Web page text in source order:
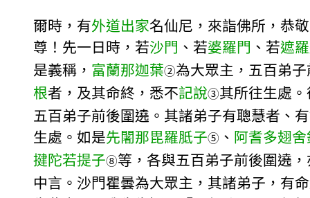
爾時，有外道出家名仙尼，來詣佛所，恭
尊！先一日時，若沙門 、若婆羅門 、若遮
是義稱， 富蘭那迦葉②為大眾主，五百弟子
根者，及其命終，悉不記說③其所往生處。
五百弟子前後圍遶。其諸弟子有聰慧者、
生處。如是先闍那毘羅胝子⑤ 、 阿耆多翅
揵陀若提子⑧等，各與五百弟子前後圍遶
中言。沙門瞿曇為大眾主，其諸弟子，有